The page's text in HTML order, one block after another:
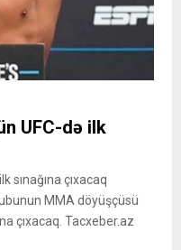
UFC-də ilk
sınağına çıxacaq
MMA döyüşçüsü
çıxacaq. Tacxeber.az